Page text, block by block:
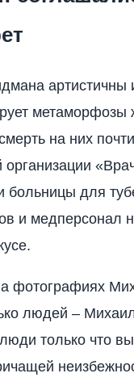
артистичны
метаморфозы
на них
больницы для
и медперсонал
фотографиях
людей –
только что